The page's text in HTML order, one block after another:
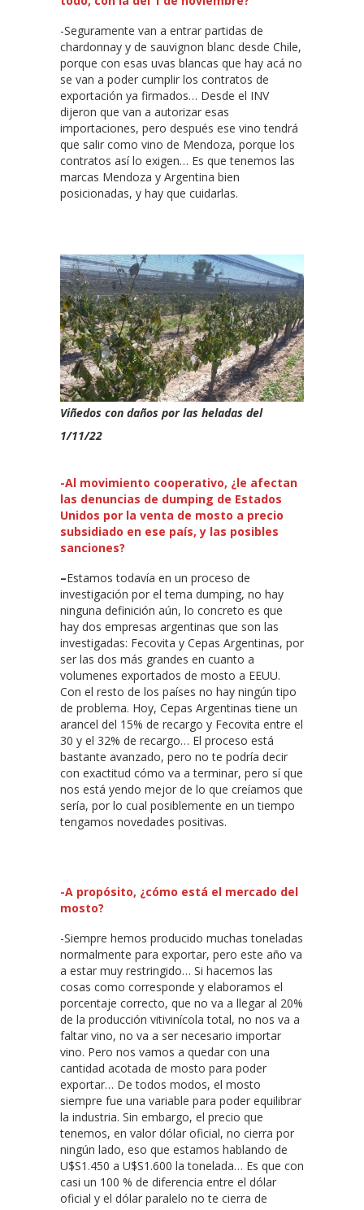
-Seguramente van a entrar partidas de
chardonnay y de sauvignon blanc desde Chile,
porque con esas uvas blancas que hay acá no
se van a poder cumplir los contratos de
exportación ya firmados… Desde el INV
dijeron que van a autorizar esas
importaciones, pero después ese vino tendrá
que salir como vino de Mendoza, porque los
contratos así lo exigen… Es que tenemos las
marcas Mendoza y Argentina bien
posicionadas, y hay que cuidarlas.
Viñedos con daños por las heladas del
1/11/22
-Al movimiento cooperativo, ¿le afectan
las denuncias de dumping de Estados
Unidos por la venta de mosto a precio
subsidiado en ese país, y las posibles
sanciones?
–Estamos todavía en un proceso de
investigación por el tema dumping, no hay
ninguna definición aún, lo concreto es que
hay dos empresas argentinas que son las
investigadas: Fecovita y Cepas Argentinas, por
ser las dos más grandes en cuanto a
volumenes exportados de mosto a EEUU.
Con el resto de los países no hay ningún tipo
de problema. Hoy, Cepas Argentinas tiene un
arancel del 15% de recargo y Fecovita entre el
30 y el 32% de recargo… El proceso está
bastante avanzado, pero no te podría decir
con exactitud cómo va a terminar, pero sí que
nos está yendo mejor de lo que creíamos que
sería, por lo cual posiblemente en un tiempo
tengamos novedades positivas.
-A propósito, ¿cómo está el mercado del
mosto?
-Siempre hemos producido muchas toneladas
normalmente para exportar, pero este año va
a estar muy restringido… Si hacemos las
cosas como corresponde y elaboramos el
porcentaje correcto, que no va a llegar al 20%
de la producción vitivinícola total, no nos va a
faltar vino, no va a ser necesario importar
vino. Pero nos vamos a quedar con una
cantidad acotada de mosto para poder
exportar… De todos modos, el mosto
siempre fue una variable para poder equilibrar
la industria. Sin embargo, el precio que
tenemos, en valor dólar oficial, no cierra por
ningún lado, eso que estamos hablando de
U$S1.450 a U$S1.600 la tonelada… Es que con
casi un 100 % de diferencia entre el dólar
oficial y el dólar paralelo no te cierra de